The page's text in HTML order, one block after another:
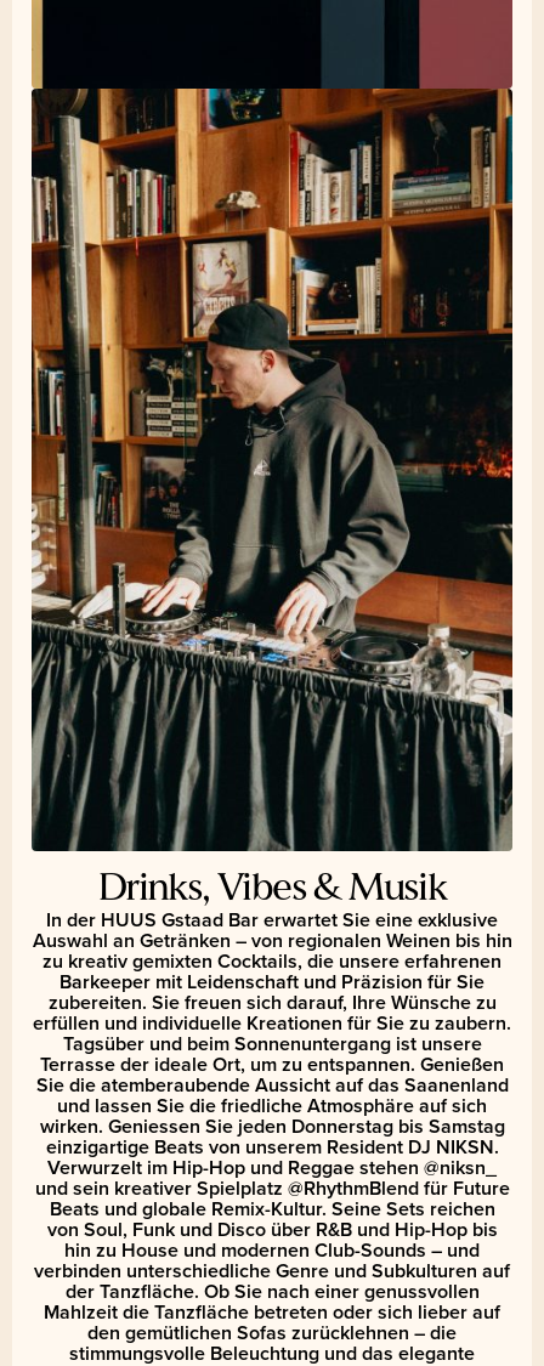
Drinks, Vibes & Musik
In der HUUS Gstaad Bar erwartet Sie eine exklusive
Auswahl an Getränken – von regionalen Weinen bis hin
zu kreativ gemixten Cocktails, die unsere erfahrenen
Barkeeper mit Leidenschaft und Präzision für Sie
zubereiten. Sie freuen sich darauf, Ihre Wünsche zu
erfüllen und individuelle Kreationen für Sie zu zaubern.
Tagsüber und beim Sonnenuntergang ist unsere
Terrasse der ideale Ort, um zu entspannen. Genießen
Sie die atemberaubende Aussicht auf das Saanenland
und lassen Sie die friedliche Atmosphäre auf sich
wirken. Geniessen Sie jeden Donnerstag bis Samstag
einzigartige Beats von unserem Resident DJ NIKSN.
Verwurzelt im Hip-Hop und Reggae stehen @niksn_
und sein kreativer Spielplatz @RhythmBlend für Future
Beats und globale Remix-Kultur. Seine Sets reichen
von Soul, Funk und Disco über R&B und Hip-Hop bis
hin zu House und modernen Club-Sounds – und
verbinden unterschiedliche Genre und Subkulturen auf
der Tanzfläche. Ob Sie nach einer genussvollen
Mahlzeit die Tanzfläche betreten oder sich lieber auf
den gemütlichen Sofas zurücklehnen – die
stimmungsvolle Beleuchtung und das elegante